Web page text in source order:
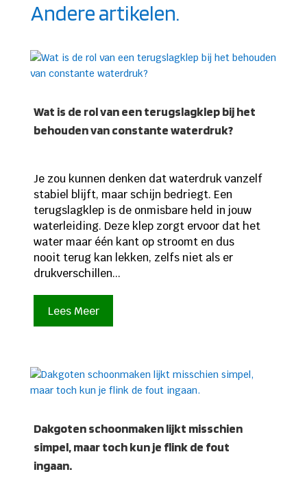
Andere artikelen.
Wat is de rol van een terugslagklep bij het
behouden van constante waterdruk?
Je zou kunnen denken dat waterdruk vanzelf
stabiel blijft, maar schijn bedriegt. Een
terugslagklep is de onmisbare held in jouw
waterleiding. Deze klep zorgt ervoor dat het
water maar één kant op stroomt en dus
nooit terug kan lekken, zelfs niet als er
drukverschillen...
Lees Meer
Dakgoten schoonmaken lijkt misschien
simpel, maar toch kun je flink de fout
ingaan.